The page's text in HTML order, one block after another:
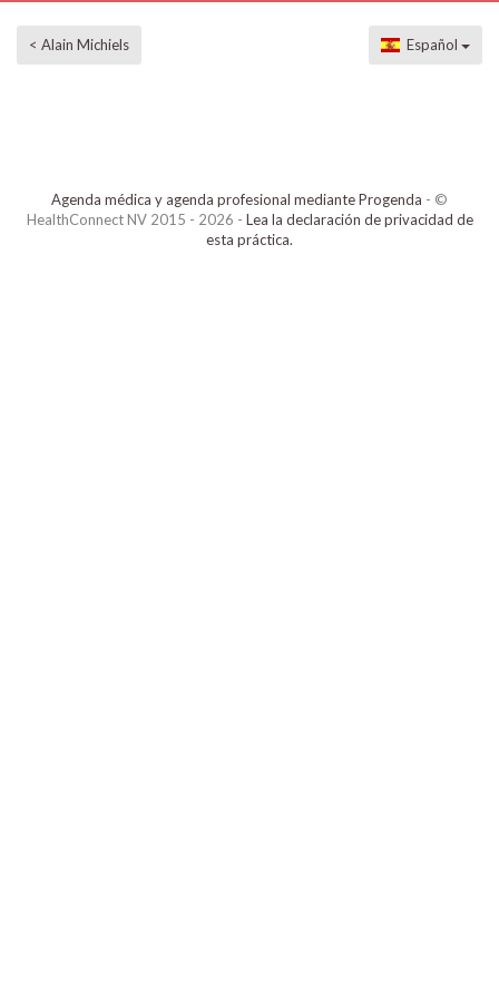
< Alain Michiels Español
Agenda médica y agenda profesional mediante Progenda - ©
HealthConnect NV 2015 - 2026 - Lea la declaración de privacidad de
esta práctica.